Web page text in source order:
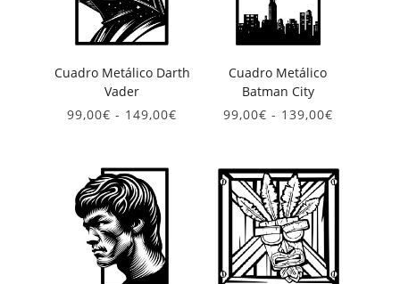
Cuadro Metálico Darth
Vader
99,00€ - 149,00€
99,00€
Cuadro Metálico
Batman City
99,00€ - 139,00€Rango
99,00€